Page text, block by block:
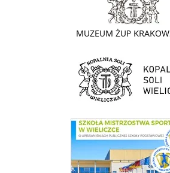
link do strony Kopalni Soli Wieliczka
link do SMS Wieliczka